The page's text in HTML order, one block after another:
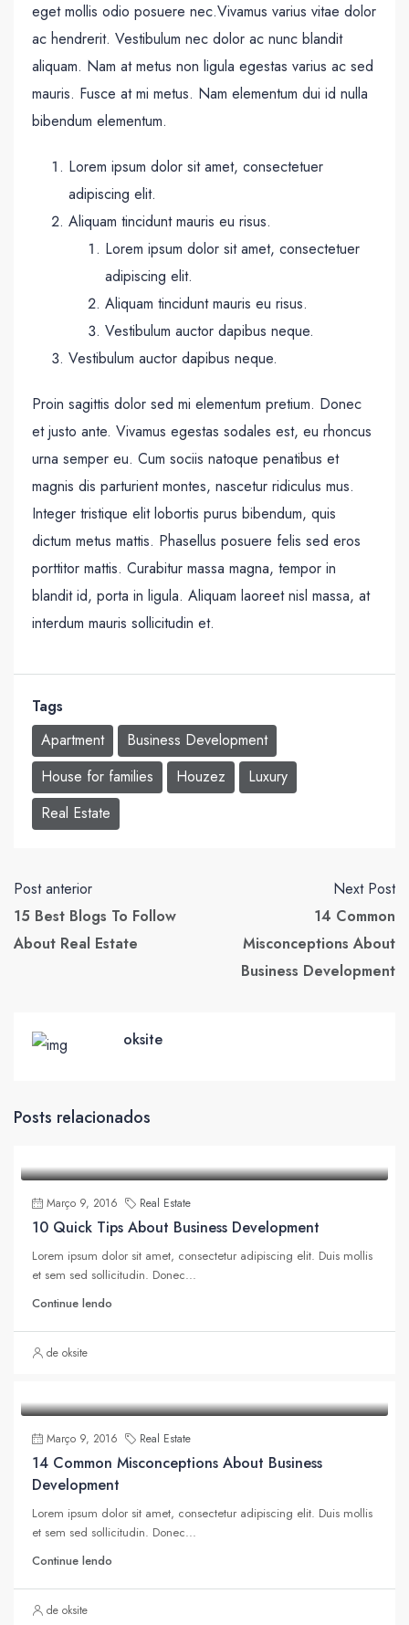
eget mollis odio posuere nec.Vivamus varius vitae dolor
ac hendrerit. Vestibulum nec dolor ac nunc blandit
aliquam. Nam at metus non ligula egestas varius ac sed
mauris. Fusce at mi metus. Nam elementum dui id nulla
bibendum elementum.
Lorem ipsum dolor sit amet, consectetuer
adipiscing elit.
Aliquam tincidunt mauris eu risus.
Lorem ipsum dolor sit amet, consectetuer
adipiscing elit.
Aliquam tincidunt mauris eu risus.
Vestibulum auctor dapibus neque.
Vestibulum auctor dapibus neque.
Proin sagittis dolor sed mi elementum pretium. Donec
et justo ante. Vivamus egestas sodales est, eu rhoncus
urna semper eu. Cum sociis natoque penatibus et
magnis dis parturient montes, nascetur ridiculus mus.
Integer tristique elit lobortis purus bibendum, quis
dictum metus mattis. Phasellus posuere felis sed eros
porttitor mattis. Curabitur massa magna, tempor in
blandit id, porta in ligula. Aliquam laoreet nisl massa, at
interdum mauris sollicitudin et.
Tags
Apartment
Business Development
House for families
Houzez
Luxury
Real Estate
Post anterior
15 Best Blogs To Follow
About Real Estate
Next Post
14 Common
Misconceptions About
Business Development
oksite
Posts relacionados
Março 9, 2016 Real Estate
10 Quick Tips About Business Development
Lorem ipsum dolor sit amet, consectetur adipiscing elit. Duis mollis
et sem sed sollicitudin. Donec...
Continue lendo
de oksite
Março 9, 2016 Real Estate
14 Common Misconceptions About Business
Development
Lorem ipsum dolor sit amet, consectetur adipiscing elit. Duis mollis
et sem sed sollicitudin. Donec...
Continue lendo
de oksite